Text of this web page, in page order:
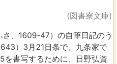
(図書寮文庫)
、1609-47）の自筆日記のう
）3月21日条で、九条家で
を書写するために、日野弘資